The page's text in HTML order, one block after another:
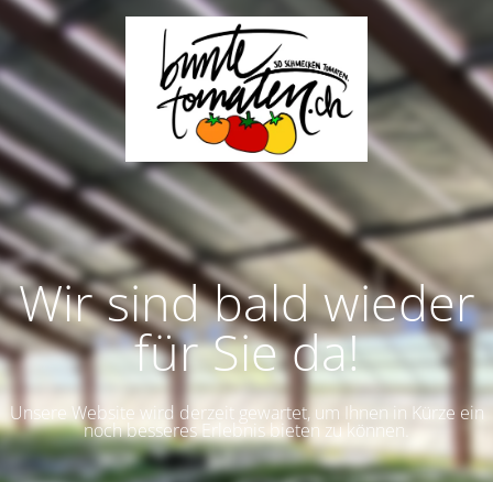
Wir sind bald wieder
für Sie da!
Unsere Website wird derzeit gewartet, um Ihnen in Kürze ein
noch besseres Erlebnis bieten zu können.